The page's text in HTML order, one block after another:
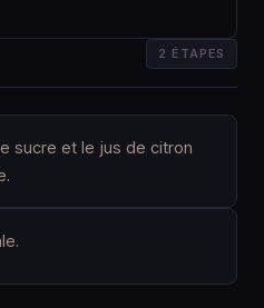
2 ÉTAPES
sucre et le jus de citron